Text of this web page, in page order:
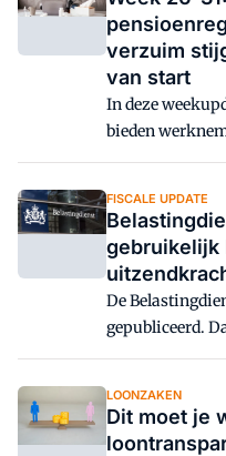
verzuim
van start
In deze
bieden
naast de
in ruim 20 jaar
vergoeding
fouten in de
FISCALE UPDATE
gebruikelijk
De
gepubliceerd.
het gebruikelijk
LOONZAKEN
Dit moet je